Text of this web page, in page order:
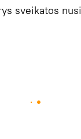
sveikatos